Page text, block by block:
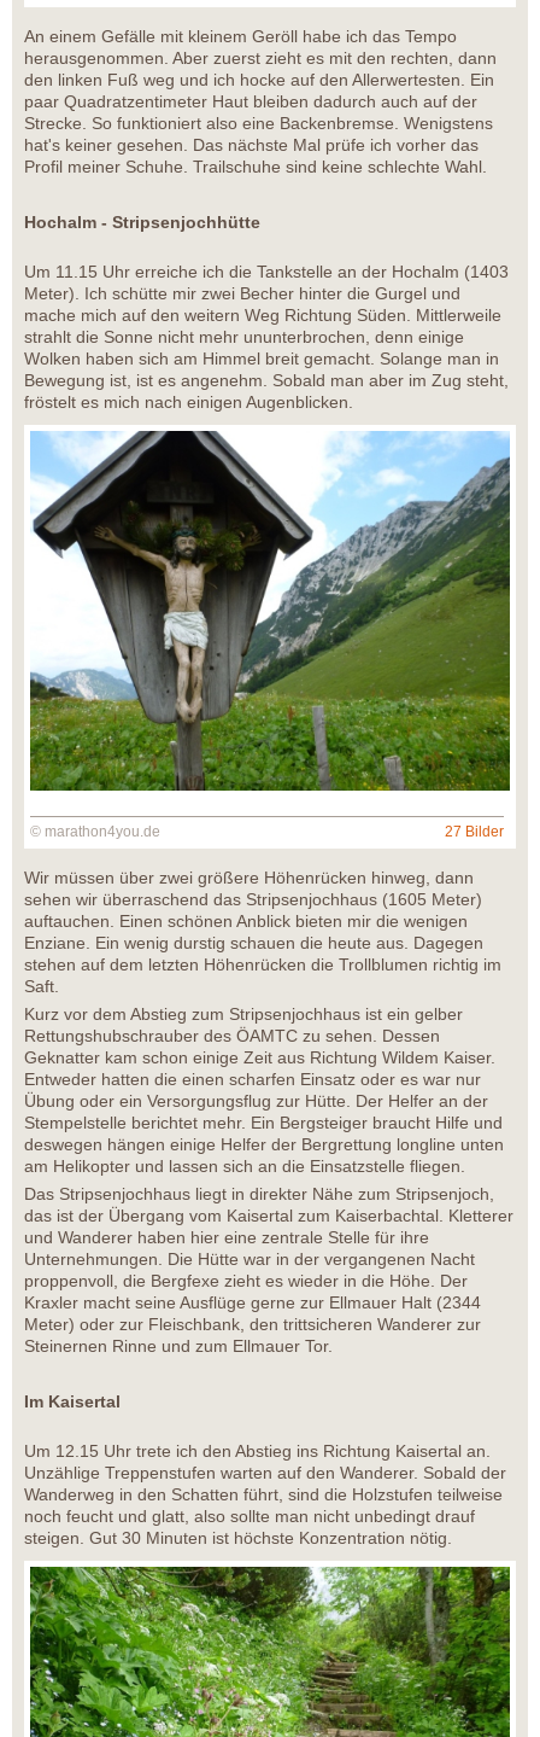
An einem Gefälle mit kleinem Geröll habe ich das Tempo
herausgenommen. Aber zuerst zieht es mit den rechten, dann
den linken Fuß weg und ich hocke auf den Allerwertesten. Ein
paar Quadratzentimeter Haut bleiben dadurch auch auf der
Strecke. So funktioniert also eine Backenbremse. Wenigstens
hat's keiner gesehen. Das nächste Mal prüfe ich vorher das
Profil meiner Schuhe. Trailschuhe sind keine schlechte Wahl.
Hochalm - Stripsenjochhütte
Um 11.15 Uhr erreiche ich die Tankstelle an der Hochalm (1403
Meter). Ich schütte mir zwei Becher hinter die Gurgel und
mache mich auf den weitern Weg Richtung Süden. Mittlerweile
strahlt die Sonne nicht mehr ununterbrochen, denn einige
Wolken haben sich am Himmel breit gemacht. Solange man in
Bewegung ist, ist es angenehm. Sobald man aber im Zug steht,
fröstelt es mich nach einigen Augenblicken.
© marathon4you.de 27 Bilder
Wir müssen über zwei größere Höhenrücken hinweg, dann
sehen wir überraschend das Stripsenjochhaus (1605 Meter)
auftauchen. Einen schönen Anblick bieten mir die wenigen
Enziane. Ein wenig durstig schauen die heute aus. Dagegen
stehen auf dem letzten Höhenrücken die Trollblumen richtig im
Saft.
Kurz vor dem Abstieg zum Stripsenjochhaus ist ein gelber
Rettungshubschrauber des ÖAMTC zu sehen. Dessen
Geknatter kam schon einige Zeit aus Richtung Wildem Kaiser.
Entweder hatten die einen scharfen Einsatz oder es war nur
Übung oder ein Versorgungsflug zur Hütte. Der Helfer an der
Stempelstelle berichtet mehr. Ein Bergsteiger braucht Hilfe und
deswegen hängen einige Helfer der Bergrettung longline unten
am Helikopter und lassen sich an die Einsatzstelle fliegen.
Das Stripsenjochhaus liegt in direkter Nähe zum Stripsenjoch,
das ist der Übergang vom Kaisertal zum Kaiserbachtal. Kletterer
und Wanderer haben hier eine zentrale Stelle für ihre
Unternehmungen. Die Hütte war in der vergangenen Nacht
proppenvoll, die Bergfexe zieht es wieder in die Höhe. Der
Kraxler macht seine Ausflüge gerne zur Ellmauer Halt (2344
Meter) oder zur Fleischbank, den trittsicheren Wanderer zur
Steinernen Rinne und zum Ellmauer Tor.
Im Kaisertal
Um 12.15 Uhr trete ich den Abstieg ins Richtung Kaisertal an.
Unzählige Treppenstufen warten auf den Wanderer. Sobald der
Wanderweg in den Schatten führt, sind die Holzstufen teilweise
noch feucht und glatt, also sollte man nicht unbedingt drauf
steigen. Gut 30 Minuten ist höchste Konzentration nötig.